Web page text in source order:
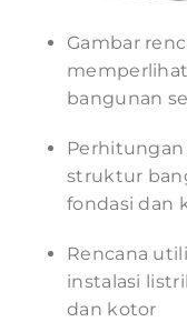
Gambar
bangunan
struktur
fondasi dan
Rencana
instalasi
dan kotor